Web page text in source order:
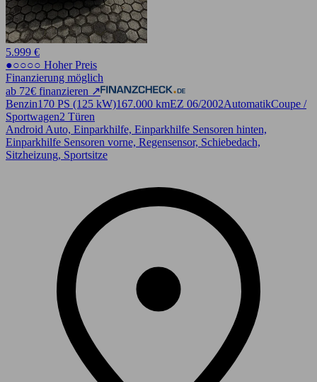
5.999 €
●○○○○ Hoher Preis
Finanzierung möglich
ab 72€ finanzieren ↗
Benzin170 PS (125 kW)167.000 kmEZ 06/2002AutomatikCoupe /
Sportwagen2 Türen
Android Auto, Einparkhilfe, Einparkhilfe Sensoren hinten,
Einparkhilfe Sensoren vorne, Regensensor, Schiebedach,
Sitzheizung, Sportsitze